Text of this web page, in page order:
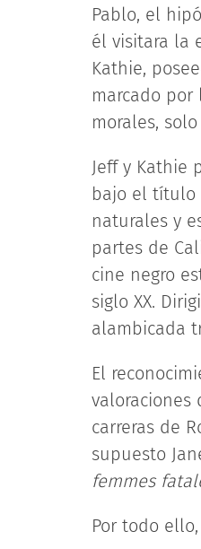
Pablo, el
él visitara la
Kathie,
marcado
morales,
Jeff y Kathie
bajo el título
naturales y
partes de
cine negro
siglo XX.
alambicada
El
valoraciones
carreras de
supuesto
femmes
Por todo